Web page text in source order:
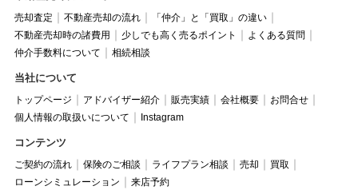
売却査定 不動産売却の流れ
「仲介」と「買取」の違い
不動産売却時の諸費用
少しでも高く売るポイント
よくある質問
仲介手数料について
相続相談
当社について
トップページ アドバイザー紹介 販売実績 会社概要
お問合せ
個人情報の取扱いについて
Instagram
コンテンツ
ご契約の流れ 保険のご相談 ライフプラン相談 売却
買取
ローンシミュレーション
来店予約